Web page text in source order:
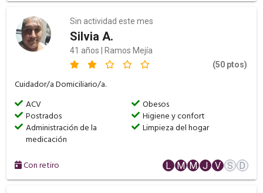
Sin actividad este mes
Silvia A.
41 años | Ramos Mejía
(50 ptos)
Cuidador/a Domiciliario/a.
ACV
Obesos
Postrados
Higiene y confort
Administración de la
medicación
Limpieza del hogar
Con retiro L M M J V S D